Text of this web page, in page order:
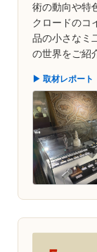
術の動向や特
クロードのコ
品の小さなミ
の世界をご紹
▶ 取材レポート